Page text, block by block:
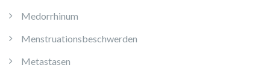
Medorrhinum
Menstruationsbeschwerden
Metastasen